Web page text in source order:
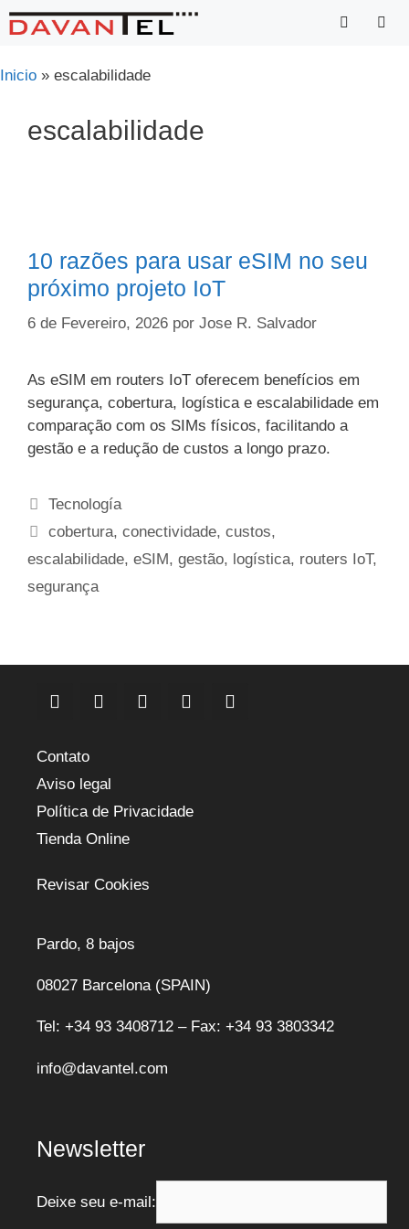
Saltar
para
conteúdo
Inicio » escalabilidade
escalabilidade
10 razões para usar eSIM no seu
próximo projeto IoT
6 de Fevereiro, 2026 por Jose R. Salvador
As eSIM em routers IoT oferecem benefícios em
segurança, cobertura, logística e escalabilidade em
comparação com os SIMs físicos, facilitando a
gestão e a redução de custos a longo prazo.
Categorias
Tecnología
Etiquetas
cobertura,conectividade,custos,
escalabilidade, eSIM, gestão, logística, routers IoT,
segurança
Contato
Aviso legal
Política de Privacidade
Tienda Online
Revisar Cookies
Pardo, 8 bajos
08027 Barcelona (SPAIN)
Tel: +34 93 3408712 – Fax: +34 93 3803342
info@davantel.com
Newsletter
Deixe seu e-mail: